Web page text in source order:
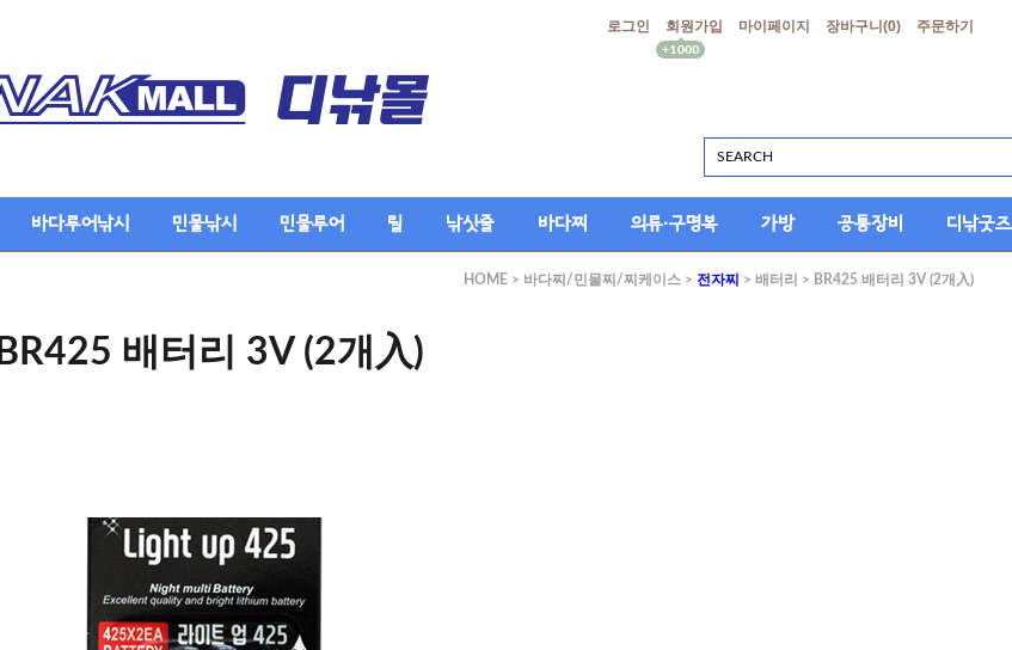
로그인 회원가입 마이페이지 장바구니(0) 주문하기
바다루어낚시 민물낚시 민물루어 릴 낚싯줄 바다찌 의류·구명복 가방 공통장비 디낚굿즈
HOME > 바다찌/민물찌/찌케이스 > 전자찌 > 배터리 > BR425 배터리 3V (2개入)
BR425 배터리 3V (2개入)